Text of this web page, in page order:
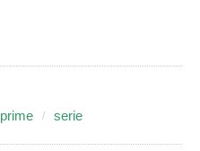
prime serie